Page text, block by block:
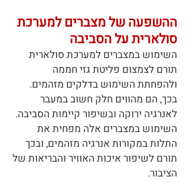
ההשפעה של מצברים למערכת
סולארית על הסביבה
השימוש במצברים למערכת סולארית
תורם לצמצום פליטת גזי חממה
ולהפחתת השימוש בדלקים מזהמים.
בכך, הם מהווים חלק חשוב במעבר
לאנרגיה ירוקה ובשיפור קיימות הסביבה.
השימוש במצברים אלה מפחית את
התלות במקורות אנרגיה מזהמים, ובכך
תורם לשיפור איכות האוויר והבריאות של
הציבור.